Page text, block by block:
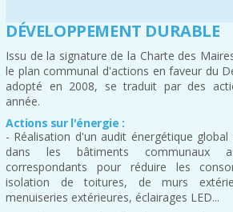
DÉVELOPPEMENT DURABLE
Issu de la signature de la Charte des
le plan communal d'actions en faveur du
adopté en 2008, se traduit par des
année.
Actions sur l'énergie :
- Réalisation d'un audit énergétique
dans les bâtiments communaux
correspondants pour réduire les
isolation de toitures, de murs
menuiseries extérieures, éclairages LED...